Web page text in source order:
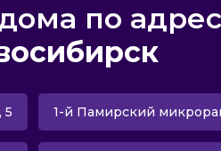
по
5 1-й Памирский